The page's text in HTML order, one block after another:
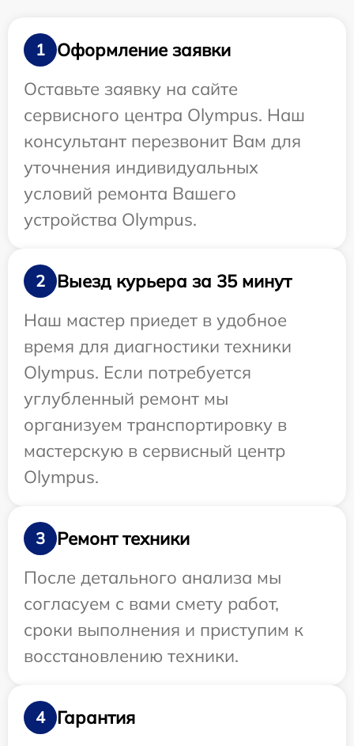
1
Оформление заявки
Оставьте заявку на сайте
сервисного центра Olympus. Наш
консультант перезвонит Вам для
уточнения индивидуальных
условий ремонта Вашего
устройства Olympus.
2
Выезд курьера за 35 минут
Наш мастер приедет в удобное
время для диагностики техники
Olympus. Если потребуется
углубленный ремонт мы
организуем транспортировку в
мастерскую в сервисный центр
Olympus.
3
Ремонт техники
После детального анализа мы
согласуем с вами смету работ,
сроки выполнения и приступим к
восстановлению техники.
4
Гарантия